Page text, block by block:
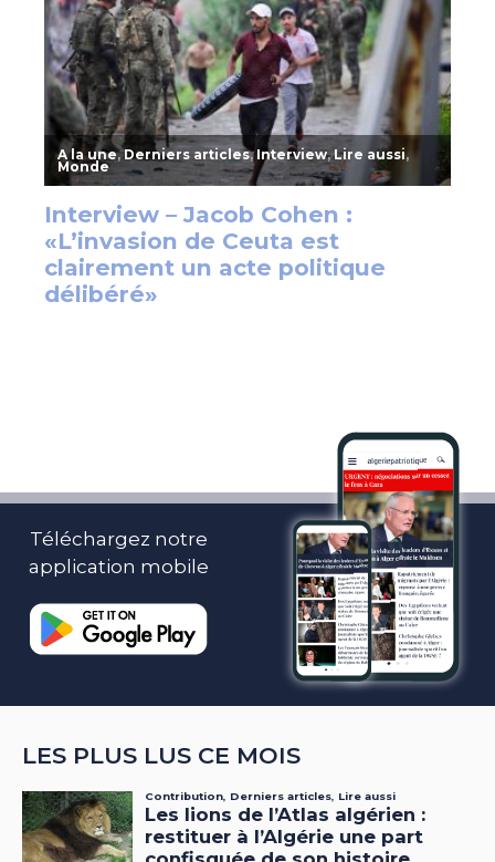
Téléchargez notre
application mobile
LES PLUS LUS CE MOIS